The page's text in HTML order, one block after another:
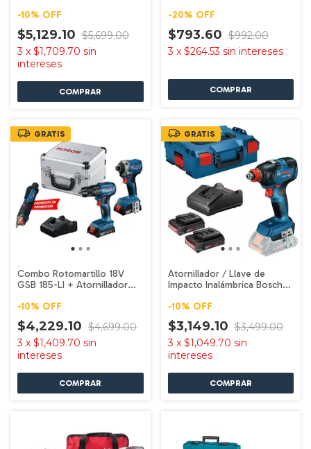
-10% OFF
$5,129.10 $5,699.00
3 x $1,709.70 sin
intereses
-20% OFF
$793.60 $992.00
3 x $264.53 sin intereses
GRATIS
Combo Rotomartillo 18V
GSB 185-LI + Atornillador
-10% OFF
$4,229.10 $4,699.00
3 x $1,409.70 sin
intereses
GRATIS
Atornillador / Llave de
Impacto Inalámbrica Bosch
-10% OFF
$3,149.10 $3,499.00
3 x $1,049.70 sin
intereses